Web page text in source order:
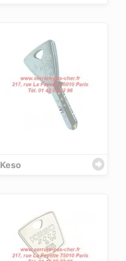
Keso